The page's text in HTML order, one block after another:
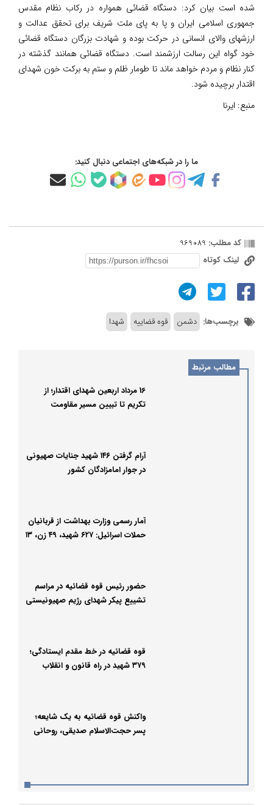
شده است بیان کرد: دستگاه قضائی همواره در رکاب نظام مقدس
جمهوری اسلامی ایران و پا به پای ملت شریف برای تحقق عدالت و
ارزشهای والای انسانی در حرکت بوده و شهادت بزرگان دستگاه قضائی
خود گواه این رسالت ارزشمند است. دستگاه قضائی همانند گذشته در
کنار نظام و مردم خواهد ماند تا طومار ظلم و ستم به برکت خون شهدای
اقتدار برچیده شود.
منبع: ایرنا
ما را در شبکه‌های اجتماعی دنبال کنید:
کد مطلب: 969089
لینک کوتاه
برچسب‌ها: دشمن قوه قضاییه شهدا
مطالب مرتبط
16 مرداد اربعین شهدای اقتدار؛ از
تکریم تا تبیین مسیر مقاومت
آرام گرفتن ۱۴۶ شهید جنایات صهیونی
در جوار امامزادگان کشور
آمار رسمی وزارت بهداشت از قربانیان
حملات اسرائیل: ۶۲۷ شهید، ۴۹ زن، ۱۳
حضور رئیس قوه قضائیه در مراسم
تشییع پیکر شهدای رژیم صهیونیستی
قوه قضائیه در خط مقدم ایستادگی؛
۳۷۹ شهید در راه قانون و انقلاب
واکنش قوه قضائیه به یک شایعه؛
پسر حجت‌الاسلام صدیقی، روحانی